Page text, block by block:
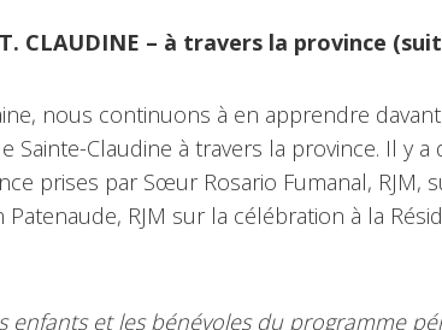
CLAUDINE – à travers la province
nous continuons à en apprendre
Sainte-Claudine à travers la province. Il y
prises par Sœur Rosario Fumanal, RJM,
Patenaude, RJM sur la célébration à la
enfants et les bénévoles du programme